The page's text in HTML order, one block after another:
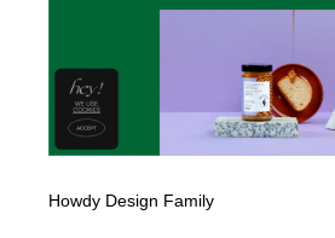
Howdy Design Family